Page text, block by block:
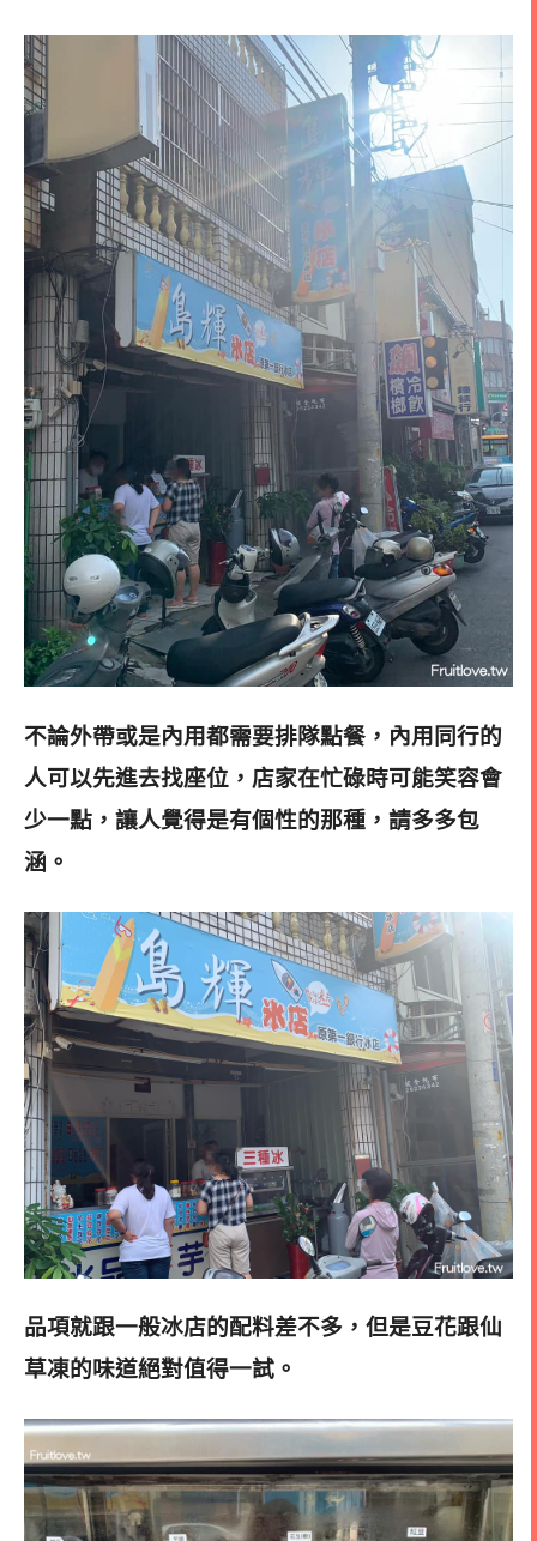
不論外帶或是內用都需要排隊點餐，內用同行的
人可以先進去找座位，店家在忙碌時可能笑容會
少一點，讓人覺得是有個性的那種，請多多包
涵 。
品項就跟一般冰店的配料差不多，但是豆花跟仙
草凍的味道絕對值得一試 。